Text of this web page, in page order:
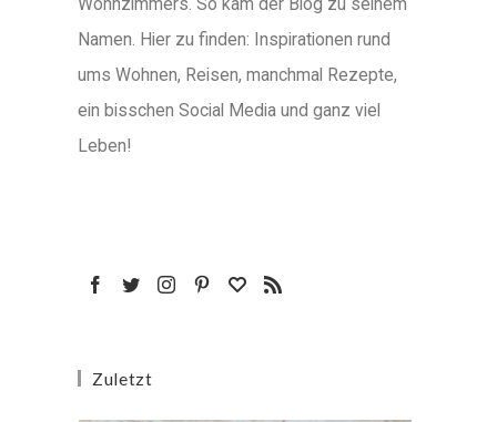
Namen. Hier zu finden: Inspirationen rund
ums Wohnen, Reisen, manchmal Rezepte,
ein bisschen Social Media und ganz viel
Leben!
Zuletzt